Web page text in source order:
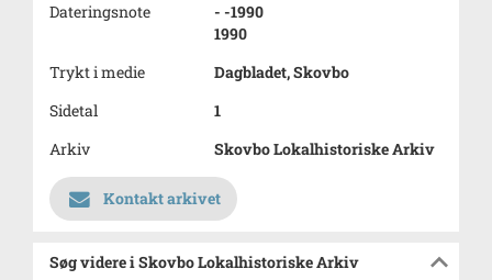
Dateringsnote
- -1990
1990
Trykt i medie
Dagbladet, Skovbo
Sidetal
1
Arkiv
Skovbo Lokalhistoriske Arkiv
Kontakt arkivet
Søg videre i Skovbo Lokalhistoriske Arkiv